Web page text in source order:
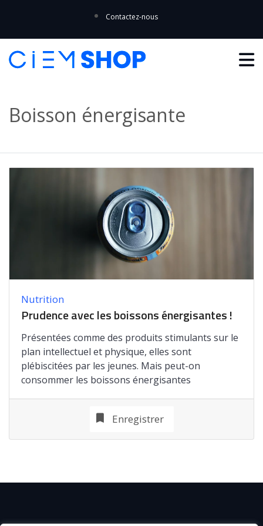
Contactez-nous
Boisson énergisante
Nutrition
Prudence avec les boissons énergisantes !
Présentées comme des produits stimulants sur le
plan intellectuel et physique, elles sont
plébiscitées par les jeunes. Mais peut-on
consommer les boissons énergisantes
Enregistrer